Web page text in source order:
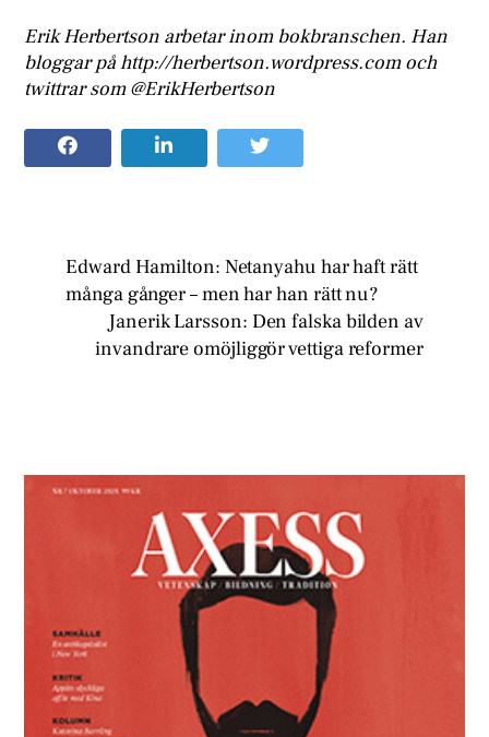
Erik Herbertson arbetar inom bokbranschen. Han
bloggar på http://herbertson.wordpress.com och
twittrar som @ErikHerbertson
Edward Hamilton: Netanyahu har haft rätt
många gånger – men har han rätt nu?
Janerik Larsson: Den falska bilden av
invandrare omöjliggör vettiga reformer